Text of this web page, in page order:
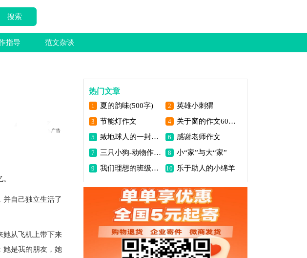
指导 范文杂谈
自己独立生活了
从飞机上带下来
她是我的朋友，她
热门文章
1 夏的韵味(500字) 2 英雄小刺猬
3 节能灯作文 4 关于窗的作文600字
5 致地球人的一封信(400字) 6 感谢老师作文
7 三只小狗-动物作文500字 8 小“家”与大“家”
9 我们理想的班级体作文 10 乐于助人的小绵羊